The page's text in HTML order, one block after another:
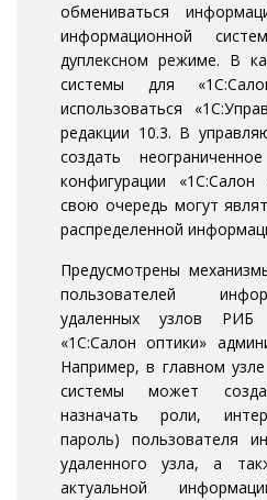
обмениваться
информационной
дуплексном режиме. В
системы для
использоваться
редакции 10.3. В
создать
конфигурации
свою очередь могут
распределенной
Предусмотрены
пользователей
удаленных узлов РИБ
«1С:Салон оптики»
Например, в главном
системы может
назначать роли,
пароль) пользователя
удаленного узла, а
актуальной